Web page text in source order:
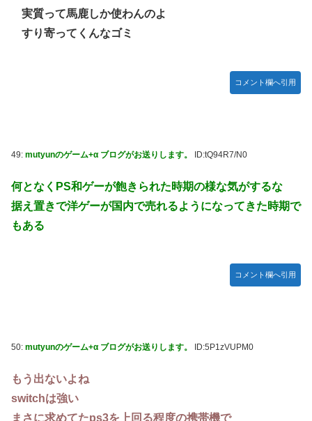
実質って馬鹿しか使わんのよ
すり寄ってくんなゴミ
コメント欄へ引用
49: mutyunのゲーム+α ブログがお送りします。 ID:tQ94R7/N0
何となくPS和ゲーが飽きられた時期の様な気がするな
据え置きで洋ゲーが国内で売れるようになってきた時期で
もある
コメント欄へ引用
50: mutyunのゲーム+α ブログがお送りします。 ID:5P1zVUPM0
もう出ないよね
switchは強い
まさに求めてたps3を上回る程度の携帯機で